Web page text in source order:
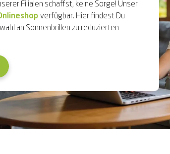
Filialen schaffst, keine Sorge! Unser
verfügbar. Hier findest Du
an Sonnenbrillen zu reduzierten